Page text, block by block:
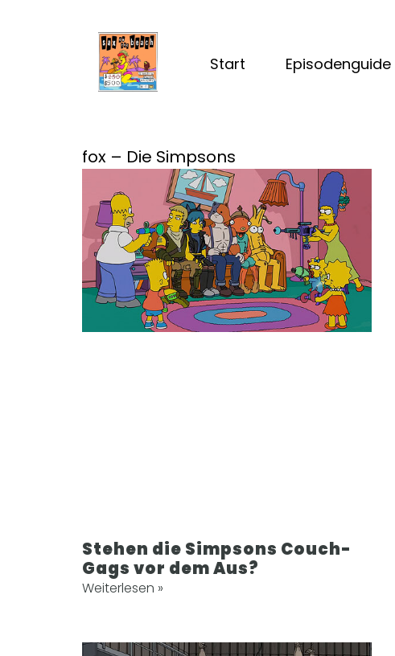
Start Episodenguide
fox – Die Simpsons
Stehen die Simpsons Couch-
Gags vor dem Aus?
Weiterlesen »